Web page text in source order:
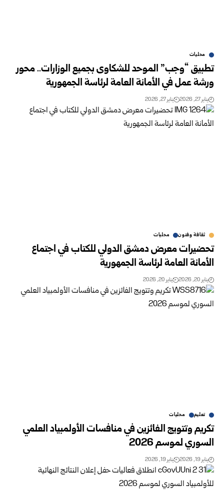
محليات
تطبيق “وجب” الموحد للشكاوى بجميع الوزارات.. محور
ورشة عمل في الأمانة العامة لرئاسة الجمهورية
يناير 27, 2026 يناير 27, 2026
ثقافة وفنون محليات
تحضيرات معرض دمشق الدولي للكتاب في اجتماع
الأمانة العامة لرئاسة الجمهورية
يناير 20, 2026 يناير 20, 2026
تعليم محليات
تكريم وتتويج الفائزين في منافسات الأولمبياد العلمي
السوري لموسم 2026
يناير 19, 2026 يناير 19, 2026